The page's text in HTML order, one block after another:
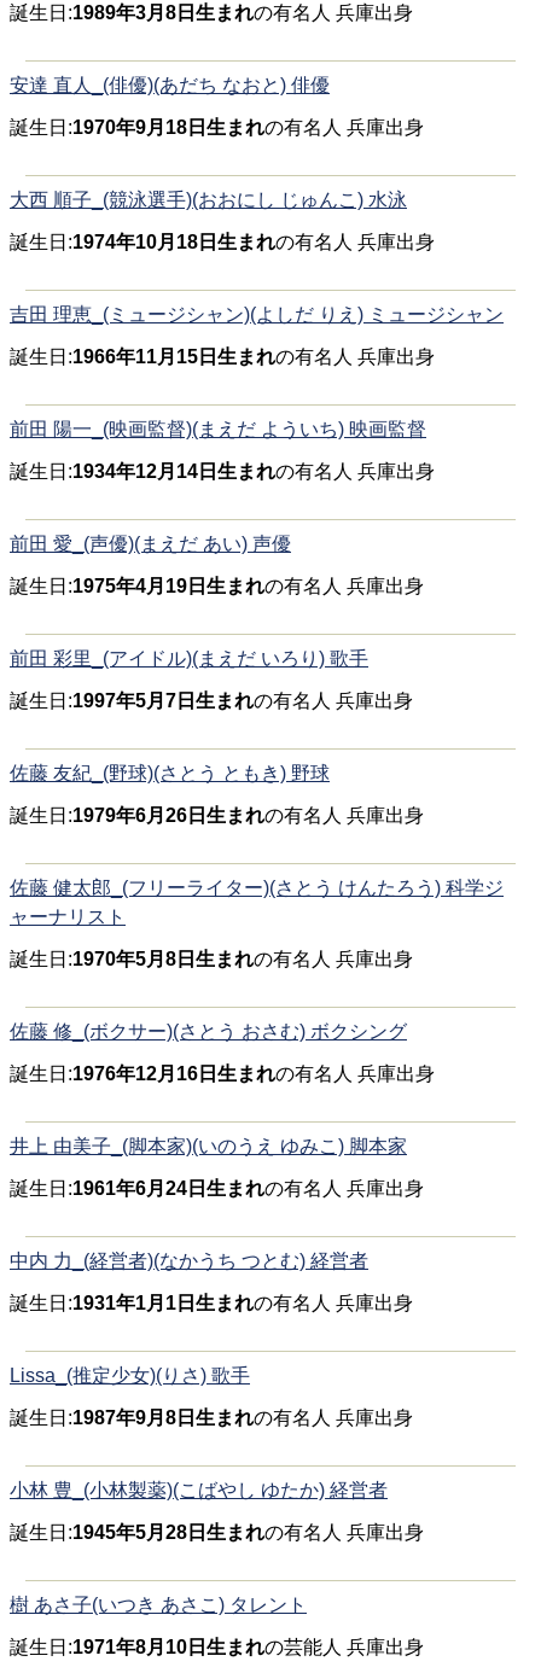
誕生日:1989年3月8日生まれの有名人 兵庫出身
安達 直人_(俳優)(あだち なおと) 俳優
誕生日:1970年9月18日生まれの有名人 兵庫出身
大西 順子_(競泳選手)(おおにし じゅんこ) 水泳
誕生日:1974年10月18日生まれの有名人 兵庫出身
吉田 理恵_(ミュージシャン)(よしだ りえ) ミュージシャン
誕生日:1966年11月15日生まれの有名人 兵庫出身
前田 陽一_(映画監督)(まえだ よういち) 映画監督
誕生日:1934年12月14日生まれの有名人 兵庫出身
前田 愛_(声優)(まえだ あい) 声優
誕生日:1975年4月19日生まれの有名人 兵庫出身
前田 彩里_(アイドル)(まえだ いろり) 歌手
誕生日:1997年5月7日生まれの有名人 兵庫出身
佐藤 友紀_(野球)(さとう ともき) 野球
誕生日:1979年6月26日生まれの有名人 兵庫出身
佐藤 健太郎_(フリーライター)(さとう けんたろう) 科学ジ
ャーナリスト
誕生日:1970年5月8日生まれの有名人 兵庫出身
佐藤 修_(ボクサー)(さとう おさむ) ボクシング
誕生日:1976年12月16日生まれの有名人 兵庫出身
井上 由美子_(脚本家)(いのうえ ゆみこ) 脚本家
誕生日:1961年6月24日生まれの有名人 兵庫出身
中内 力_(経営者)(なかうち つとむ) 経営者
誕生日:1931年1月1日生まれの有名人 兵庫出身
Lissa_(推定少女)(りさ) 歌手
誕生日:1987年9月8日生まれの有名人 兵庫出身
小林 豊_(小林製薬)(こばやし ゆたか) 経営者
誕生日:1945年5月28日生まれの有名人 兵庫出身
樹 あさ子(いつき あさこ) タレント
誕生日:1971年8月10日生まれの芸能人 兵庫出身